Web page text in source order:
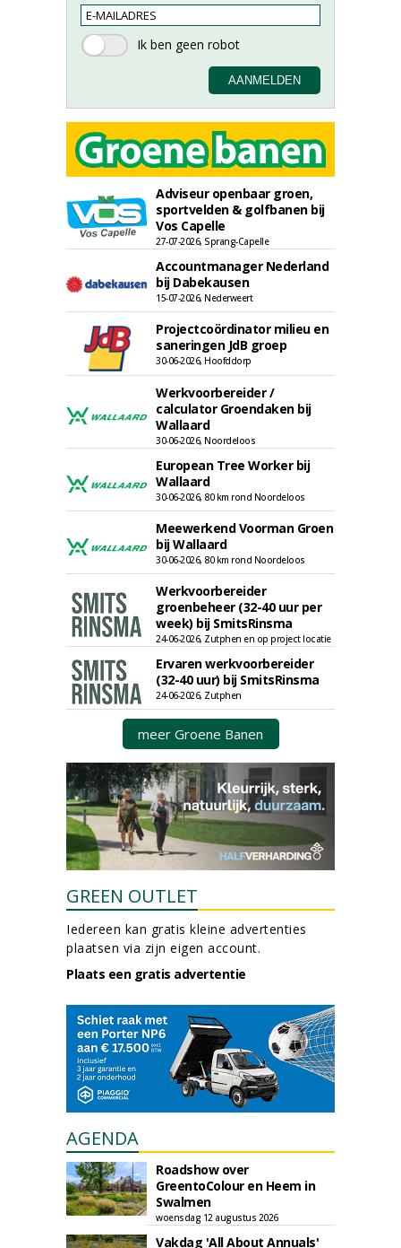
Adviseur openbaar groen,
sportvelden & golfbanen bij
Vos Capelle
27-07-2026, Sprang-Capelle
Accountmanager Nederland
bij Dabekausen
15-07-2026, Nederweert
Projectcoördinator milieu en
saneringen JdB groep
30-06-2026, Hoofddorp
Werkvoorbereider /
calculator Groendaken bij
Wallaard
30-06-2026, Noordeloos
European Tree Worker bij
Wallaard
30-06-2026, 80 km rond Noordeloos
Meewerkend Voorman Groen
bij Wallaard
30-06-2026, 80 km rond Noordeloos
Werkvoorbereider
groenbeheer (32-40 uur per
week) bij SmitsRinsma
24-06-2026, Zutphen en op project locatie
Ervaren werkvoorbereider
(32-40 uur) bij SmitsRinsma
24-06-2026, Zutphen
meer Groene Banen
GREEN OUTLET
Iedereen kan gratis kleine advertenties
plaatsen via zijn eigen account.
Plaats een gratis advertentie
AGENDA
Roadshow over
GreentoColour en Heem in
Swalmen
woensdag 12 augustus 2026
Vakdag 'All About Annuals'